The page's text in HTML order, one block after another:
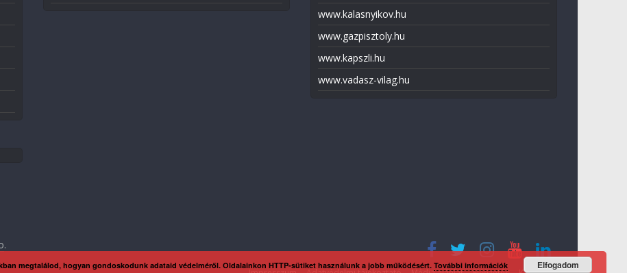
www.kalasnyikov.hu
www.gazpisztoly.hu
www.kapszli.hu
www.vadasz-vilag.hu
.
megtalálod, hogyan gondoskodunk adataid védelméről. Oldalainkon HTTP-sütiket használunk a jobb működésért. További információk Elfogadom